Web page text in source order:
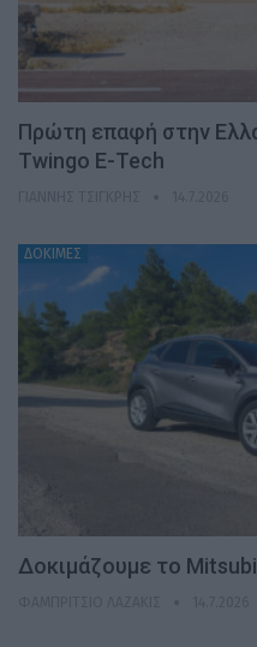
Πρώτη επαφή στην
Twingo E-Tech
ΔΟΚΙΜΕΣ
Δοκιμάζουμε το